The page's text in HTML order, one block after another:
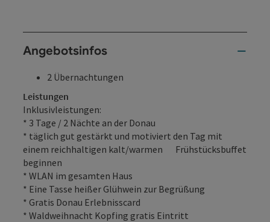
Angebotsinfos
2 Übernachtungen
Leistungen
Inklusivleistungen:
* 3 Tage / 2 Nächte an der Donau
* täglich gut gestärkt und motiviert den Tag mit
einem reichhaltigen kalt/warmen Frühstücksbuffet
beginnen
* WLAN im gesamten Haus
* Eine Tasse heißer Glühwein zur Begrüßung
* Gratis Donau Erlebnisscard
* Waldweihnacht Kopfing gratis Eintritt